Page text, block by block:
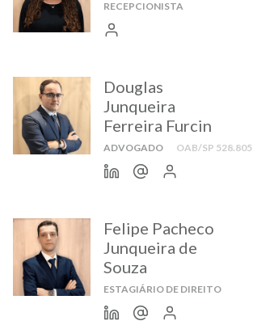
RECEPCIONISTA
Douglas
Junqueira
Ferreira Furcin
ADVOGADO OAB/SP 528.805
Felipe Pacheco
Junqueira de
Souza
ESTAGIÁRIO DE DIREITO